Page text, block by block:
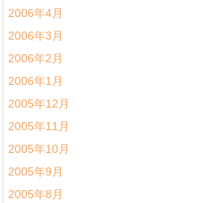
2006年4月
2006年3月
2006年2月
2006年1月
2005年12月
2005年11月
2005年10月
2005年9月
2005年8月